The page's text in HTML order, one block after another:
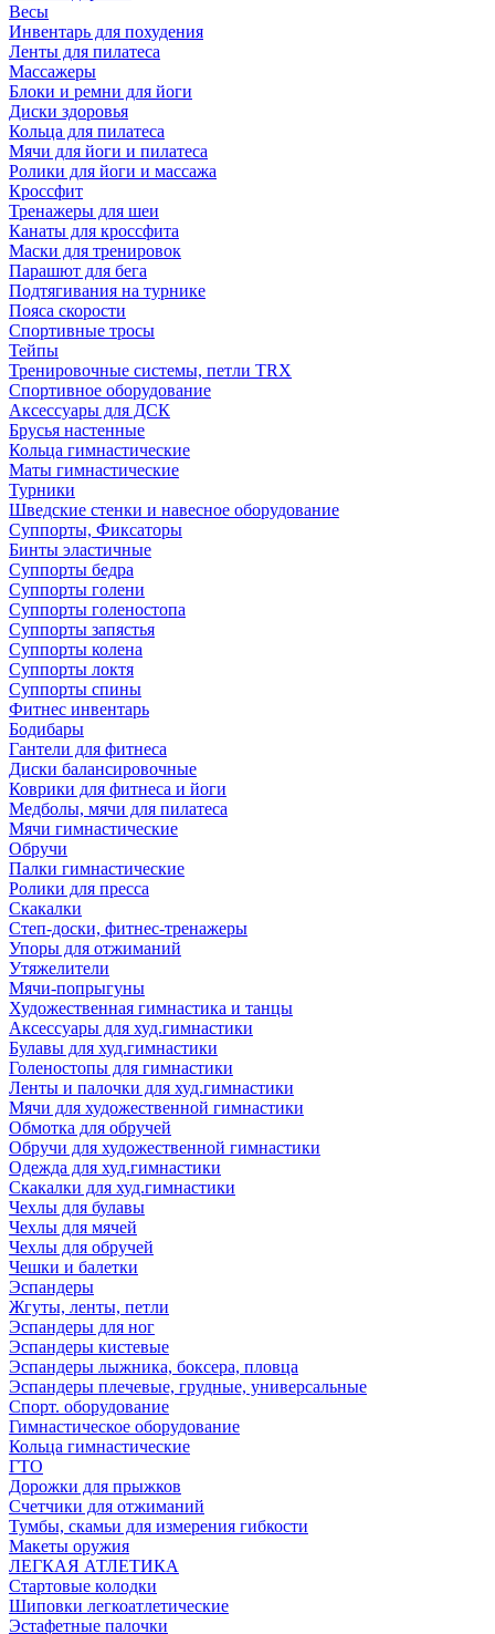
Весы
Инвентарь для похудения
Ленты для пилатеса
Массажеры
Блоки и ремни для йоги
Диски здоровья
Кольца для пилатеса
Мячи для йоги и пилатеса
Ролики для йоги и массажа
Кроссфит
Тренажеры для шеи
Канаты для кроссфита
Маски для тренировок
Парашют для бега
Подтягивания на турнике
Пояса скорости
Спортивные тросы
Тейпы
Тренировочные системы, петли TRX
Спортивное оборудование
Аксессуары для ДСК
Брусья настенные
Кольца гимнастические
Маты гимнастические
Турники
Шведские стенки и навесное оборудование
Суппорты, Фиксаторы
Бинты эластичные
Суппорты бедра
Суппорты голени
Суппорты голеностопа
Суппорты запястья
Суппорты колена
Суппорты локтя
Суппорты спины
Фитнес инвентарь
Бодибары
Гантели для фитнеса
Диски балансировочные
Коврики для фитнеса и йоги
Медболы, мячи для пилатеса
Мячи гимнастические
Обручи
Палки гимнастические
Ролики для пресса
Скакалки
Степ-доски, фитнес-тренажеры
Упоры для отжиманий
Утяжелители
Мячи-попрыгуны
Художественная гимнастика и танцы
Аксессуары для худ.гимнастики
Булавы для худ.гимнастики
Голеностопы для гимнастики
Ленты и палочки для худ.гимнастики
Мячи для художественной гимнастики
Обмотка для обручей
Обручи для художественной гимнастики
Одежда для худ.гимнастики
Скакалки для худ.гимнастики
Чехлы для булавы
Чехлы для мячей
Чехлы для обручей
Чешки и балетки
Эспандеры
Жгуты, ленты, петли
Эспандеры для ног
Эспандеры кистевые
Эспандеры лыжника, боксера, пловца
Эспандеры плечевые, грудные, универсальные
Спорт. оборудование
Гимнастическое оборудование
Кольца гимнастические
ГТО
Дорожки для прыжков
Счетчики для отжиманий
Тумбы, скамьи для измерения гибкости
Макеты оружия
ЛЕГКАЯ АТЛЕТИКА
Стартовые колодки
Шиповки легкоатлетические
Эстафетные палочки